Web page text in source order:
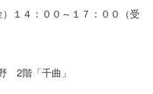
１４：００～１７：００（受
2階「千曲」